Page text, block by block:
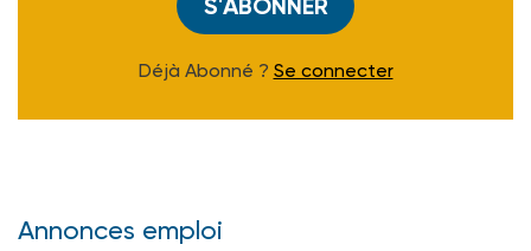
S'ABONNER
Déjà Abonné ? Se connecter
Annonces emploi